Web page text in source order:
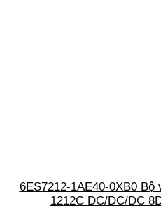
6ES7212-1AE40-0XB0
1212C DC/DC/DC